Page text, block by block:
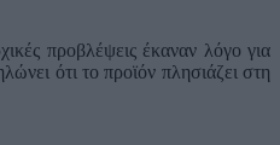
προβλέψεις έκαναν λόγο για
ότι το προϊόν πλησιάζει στη